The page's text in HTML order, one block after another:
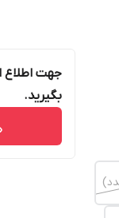
جهت
بگیرید.